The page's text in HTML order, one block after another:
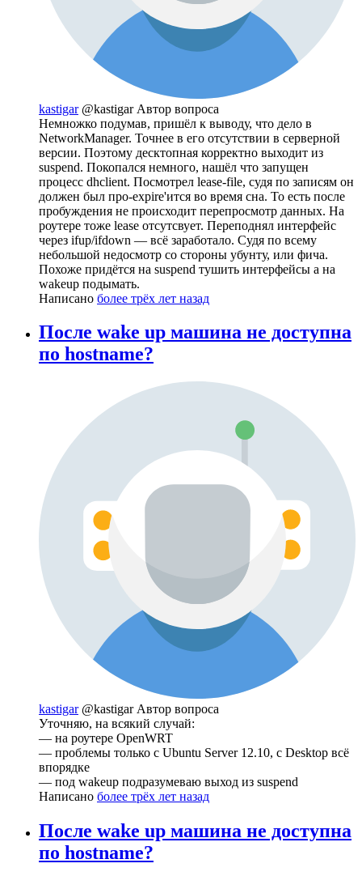
kastigar @kastigar Автор вопроса
Немножко подумав, пришёл к выводу, что дело в
NetworkManager. Точнее в его отсутствии в серверной
версии. Поэтому десктопная корректно выходит из
suspend. Покопался немного, нашёл что запущен
процесс dhclient. Посмотрел lease-file, судя по записям он
должен был про-expire'ится во время сна. То есть после
пробуждения не происходит перепросмотр данных. На
роутере тоже lease отсутсвует. Переподнял интерфейс
через ifup/ifdown — всё заработало. Судя по всему
небольшой недосмотр со стороны убунту, или фича.
Похоже придётся на suspend тушить интерфейсы а на
wakeup подымать.
Написано более трёх лет назад
После wake up машина не доступна
по hostname?
kastigar @kastigar Автор вопроса
Уточняю, на всякий случай:
— на роутере OpenWRT
— проблемы только с Ubuntu Server 12.10, с Desktop всё
впорядке
— под wakeup подразумеваю выход из suspend
Написано более трёх лет назад
После wake up машина не доступна
по hostname?